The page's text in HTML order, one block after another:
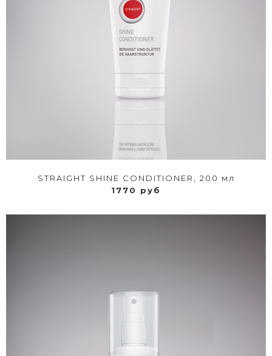
STRAIGHT SHINE CONDITIONER, 200 мл
1770 руб